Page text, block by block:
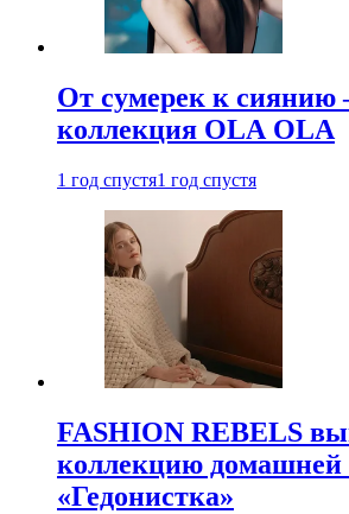
От сумерек к сиянию
коллекция OLA OLA
1 год спустя1 год спустя
FASHION REBELS
коллекцию домашней
«Гедонистка»